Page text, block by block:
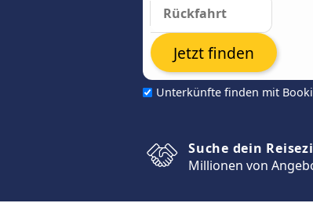
Unterkünfte finden mit
Jetzt finden
Suche dein
Millionen von